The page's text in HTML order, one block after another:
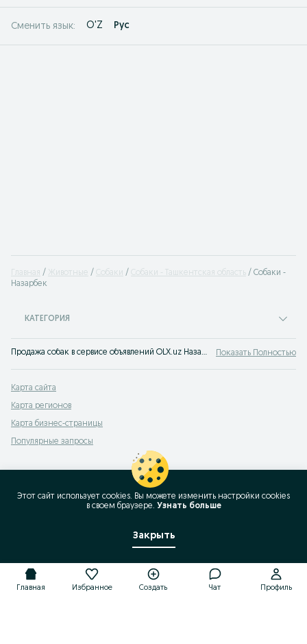
Сменить язык: O'Z Рус
Главная Животные Собаки Собаки - Ташкентская область
Собаки -
Назарбек
КАТЕГОРИЯ
Продажа собак в сервисе объявлений OLX.uz Назарбек. Заведи себе друга! Покупай щенка на OLX (ранее Torg)! Показать Полностью
Карта сайта
Карта регионов
Карта бизнес-страницы
Популярные запросы
Главная Избранное Создать Чат Профиль
Этот сайт использует cookies. Вы можете изменить настройки cookies
в своeм браузере. Узнать больше
Закрыть